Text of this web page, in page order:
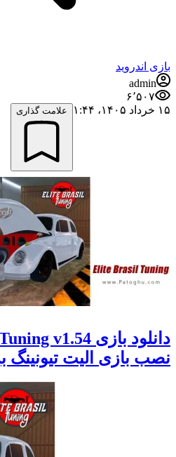
بازی اندروید
admin
۶٬۵۰۷
۱۵ خرداد ۱۴۰۵،‏ ۱:۴۴
علامت گذاری
نصب بازی الیت تیونینگ